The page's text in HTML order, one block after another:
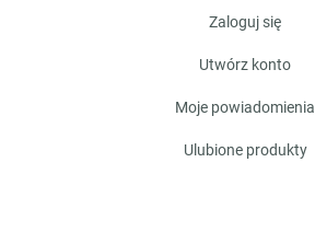
zaloguj się
utwórz konto
moje powiadomienia
ulubione produkty